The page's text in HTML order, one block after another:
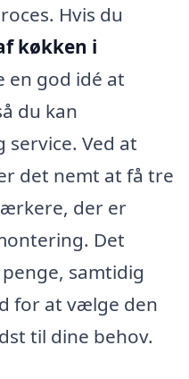
Hvis du
køkken i
en god idé at
du kan
service. Ved at
det nemt at få tre
der er
Det
samtidig
for at vælge den
til dine behov.